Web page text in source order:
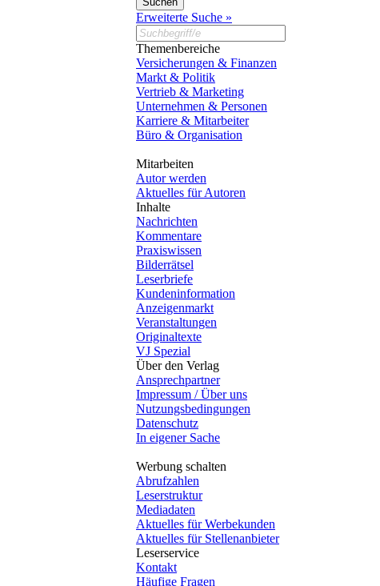
Erweiterte Suche »
Themenbereiche
Versicherungen & Finanzen
Markt & Politik
Vertrieb & Marketing
Unternehmen & Personen
Karriere & Mitarbeiter
Büro & Organisation
Mitarbeiten
Autor werden
Aktuelles für Autoren
Inhalte
Nachrichten
Kommentare
Praxiswissen
Bilderrätsel
Leserbriefe
Kundeninformation
Anzeigenmarkt
Veranstaltungen
Originaltexte
VJ Spezial
Über den Verlag
Ansprechpartner
Impressum / Über uns
Nutzungsbedingungen
Datenschutz
In eigener Sache
Werbung schalten
Abrufzahlen
Leserstruktur
Mediadaten
Aktuelles für Werbekunden
Aktuelles für Stellenanbieter
Leserservice
Kontakt
Häufige Fragen